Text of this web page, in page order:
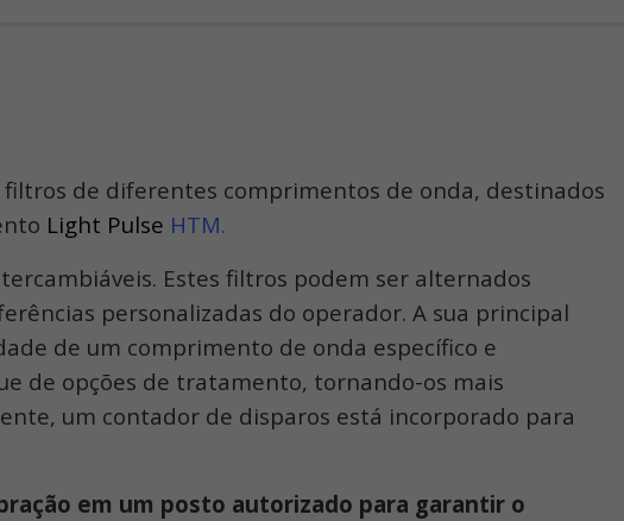
de diferentes comprimentos de onda, destinados
Light Pulse HTM.
Estes filtros podem ser alternados
personalizadas do operador. A sua principal
de um comprimento de onda específico e
de opções de tratamento, tornando-os mais
um contador de disparos está incorporado para
em um posto autorizado para garantir o